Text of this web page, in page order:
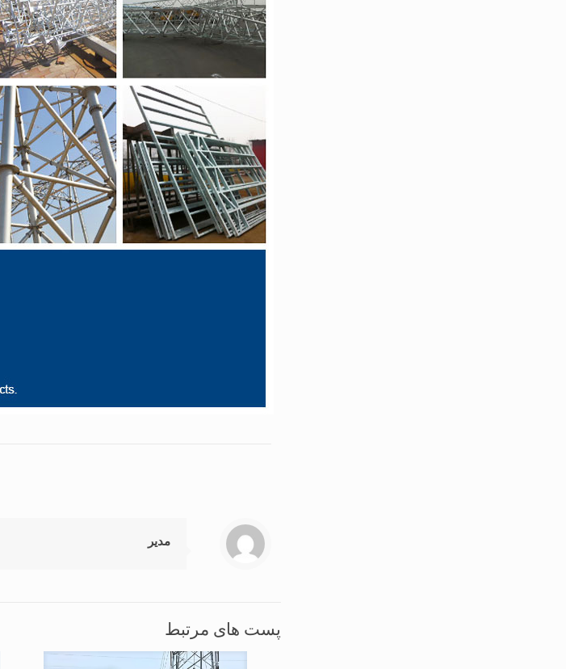
مدیر
پست های مرتبط